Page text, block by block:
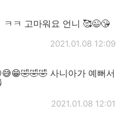
ㅋㅋ 고마워요 언니 🥰😉😘
2021.01.08 12:09
사니아가 예뻐서
2021.01.08 12:01